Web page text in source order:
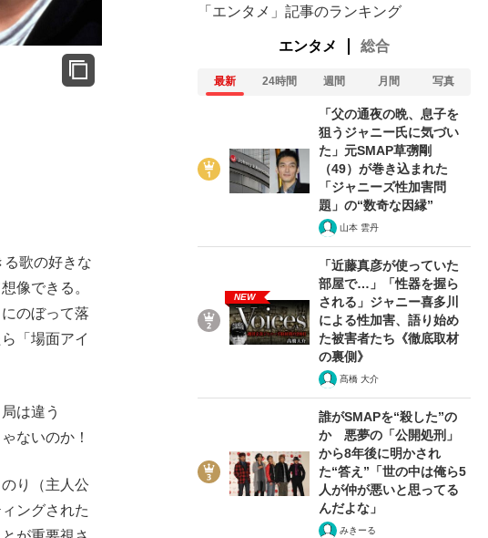
歌の好きな
像できる。
のぼって落
「場面アイ
は違う
ないのか！
り（主人公
ングされた
「エンタメ」記事のランキング
エンタメ 総合
最新 24時間 週間 月間 写真
「父の通夜の晩、息子を
狙うジャニー氏に気づい
た」元SMAP草彅剛
（49）が巻き込まれた
「ジャニーズ性加害問
題」の“数奇な因縁”
山本 雲丹
NEW
「近藤真彦が使っていた
部屋で…」「性器を握ら
される」ジャニー喜多川
による性加害、語り始め
た被害者たち《徹底取材
の裏側》
髙橋 大介
誰がSMAPを“殺した”の
か 悪夢の「公開処刑」
から8年後に明かされ
た“答え”「世の中は俺ら5
人が仲が悪いと思ってる
んだよな」
みきーる